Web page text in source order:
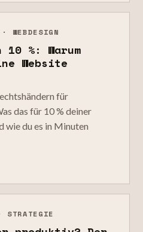
WEBDESIGN
%: Warum
Website
für
das für 10 % deiner
wie du es in Minuten